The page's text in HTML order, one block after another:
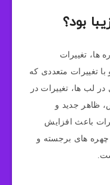
بود؟
ها، تغییرات
تغییرات متعددی که
لب‌ ها، تغییرات در
ظاهر جدید و
باعث افزایش
چهره‌ های برجسته و